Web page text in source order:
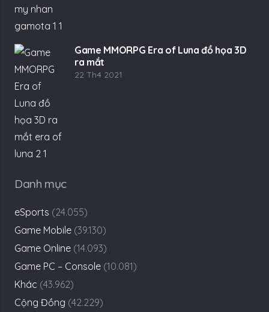
Game MMORPG Era of Luna đồ họa 3D
ra mắt
22 Th4 2021
Danh mục
eSports (24.055)
Game Mobile (39.130)
Game Online (14.093)
Game PC – Console (10.081)
Khác (43.962)
Cộng Đồng (42.229)